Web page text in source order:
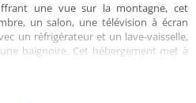
une vue sur la montagne, cet
un salon, une télévision à écran
un réfrigérateur et un lave-vaisselle,
baignoire. Cet hébergement met à
du linge de lit.